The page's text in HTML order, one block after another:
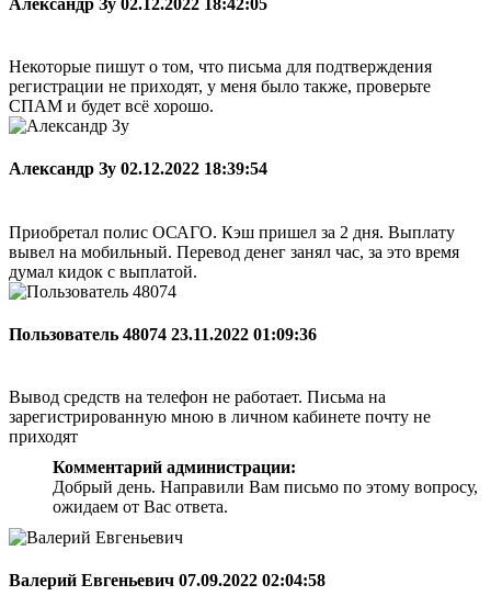
Некоторые пишут о том, что письма для подтверждения
регистрации не приходят, у меня было также, проверьте
СПАМ и будет всё хорошо.
Александр Зу 02.12.2022 18:39:54
Приобретал полис ОСАГО. Кэш пришел за 2 дня. Выплату
вывел на мобильный. Перевод денег занял час, за это время
думал кидок с выплатой.
Пользователь 48074 23.11.2022 01:09:36
Вывод средств на телефон не работает. Письма на
зарегистрированную мною в личном кабинете почту не
приходят
Комментарий администрации:
Добрый день. Направили Вам письмо по этому вопросу,
ожидаем от Вас ответа.
Валерий Евгеньевич 07.09.2022 02:04:58